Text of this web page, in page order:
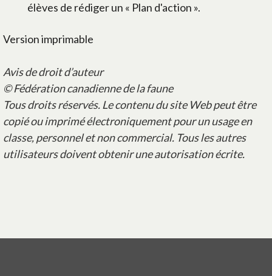
élèves de rédiger un « Plan d'action ».
Version imprimable
Avis de droit d’auteur
© Fédération canadienne de la faune
Tous droits réservés. Le contenu du site Web peut être
copié ou imprimé électroniquement pour un usage en
classe, personnel et non commercial. Tous les autres
utilisateurs doivent obtenir une autorisation écrite.